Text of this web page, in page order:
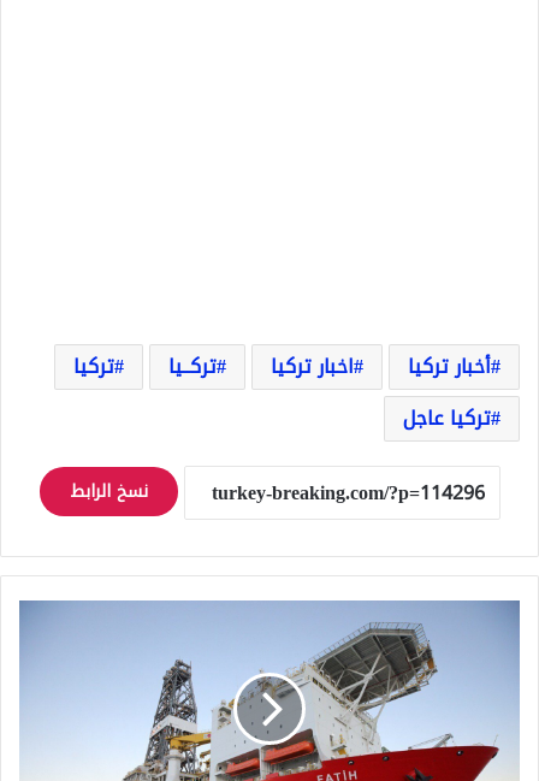
أخبار تركيا اخبار تركيا تركــيا
تركيا
تركيا عاجل
نسخ الرابط
اتفاقية
لشراء